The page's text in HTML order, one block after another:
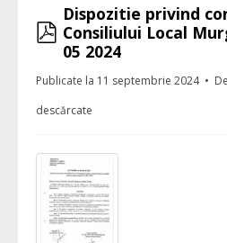
pdf
Dispozitie privind
Consiliului Local
05 2024
Publicate la 11 septembrie 2024 De
descărcate